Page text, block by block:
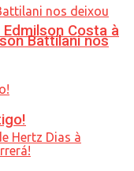
Costa à
Battilani nos